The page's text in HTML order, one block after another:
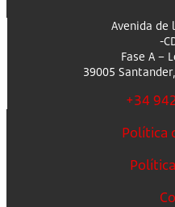
Avenida de
-
Fase A –
39005
+34
Política